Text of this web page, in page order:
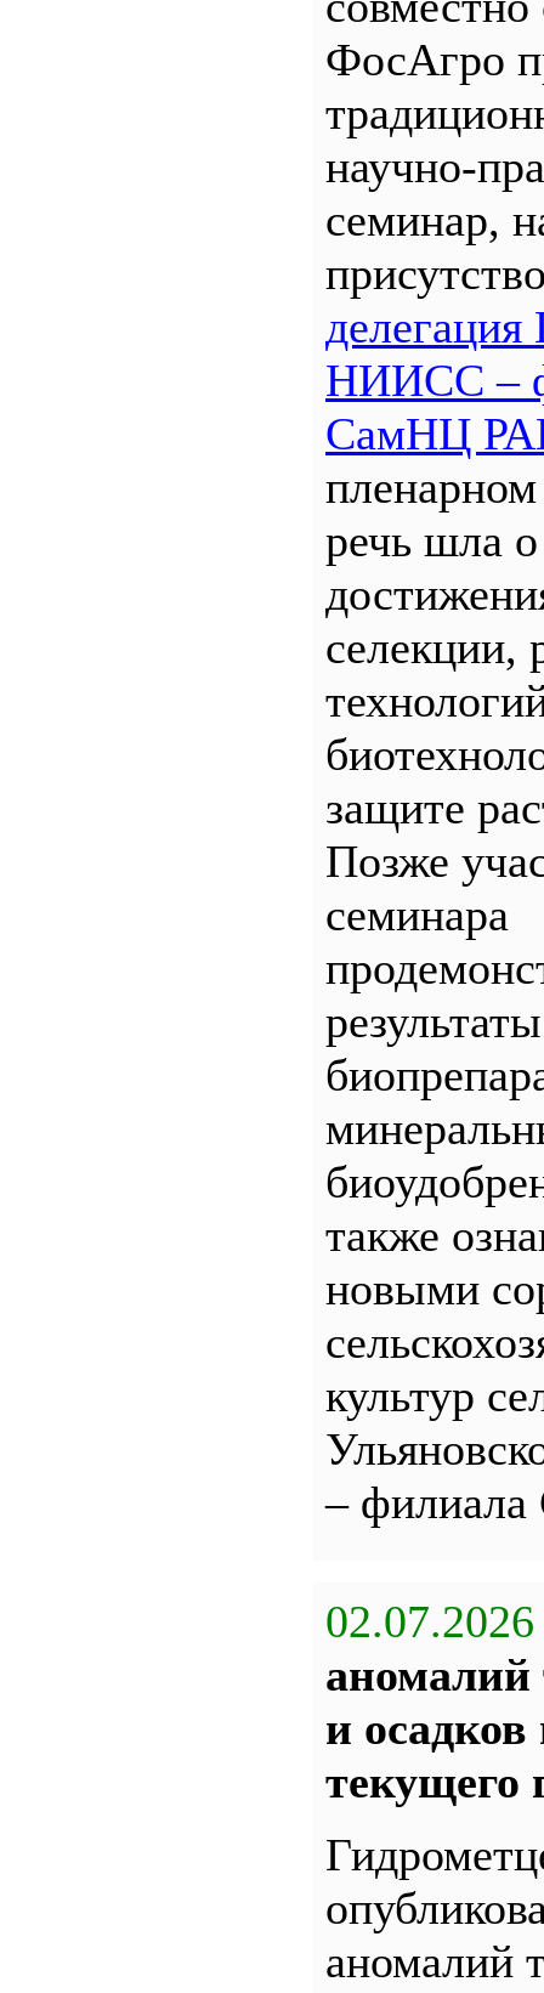
ФосАгро
научно-
семинар,
НИИСС –
СамНЦ
пленарном
речь шла
селекции,
защите
Позже
семинара
также
новыми
культур
–
02.07.2026
аномалий
и
текущего
аномалий